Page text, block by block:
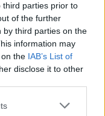
third parties prior to
of the further
by third parties on the
information may
the IAB’s List of
disclose it to other
or more Google